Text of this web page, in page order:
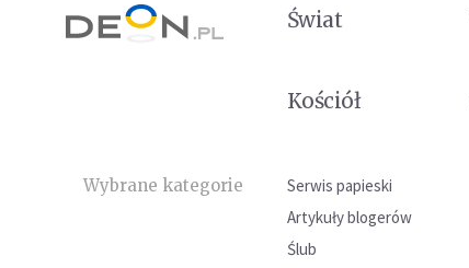
Świat
Kościół
Wybrane kategorie Serwis papieski
Artykuły blogerów
Ślub